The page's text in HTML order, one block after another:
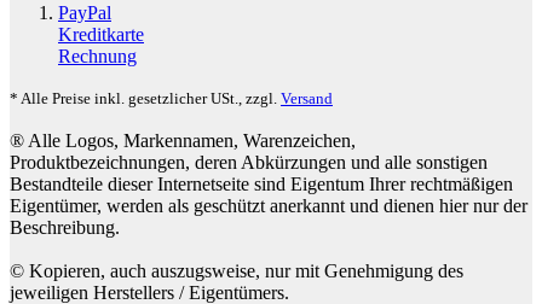
PayPal
Kreditkarte
Rechnung
* Alle Preise inkl. gesetzlicher USt., zzgl. Versand
® Alle Logos, Markennamen, Warenzeichen,
Produktbezeichnungen, deren Abkürzungen und alle sonstigen
Bestandteile dieser Internetseite sind Eigentum Ihrer rechtmäßigen
Eigentümer, werden als geschützt anerkannt und dienen hier nur der
Beschreibung.
© Kopieren, auch auszugsweise, nur mit Genehmigung des
jeweiligen Herstellers / Eigentümers.